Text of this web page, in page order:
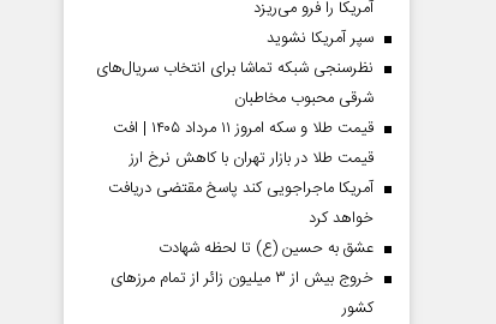
آمریکا را فرو می‌ریزد
سپر آمریکا نشوید
نظرسنجی شبکه تماشا برای انتخاب سریال‌های
شرقی محبوب مخاطبان
قیمت طلا و سکه امروز ۱۱ مرداد ۱۴۰۵ | افت
قیمت طلا در بازار تهران با کاهش نرخ ارز
آمریکا ماجراجویی کند پاسخ مقتضی دریافت
خواهد کرد
عشق به حسین (ع) تا لحظه شهادت
خروج بیش از ۳ میلیون زائر از تمام مرز‌های
کشور